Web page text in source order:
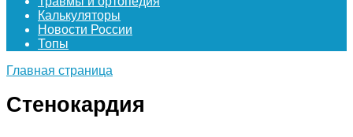
Калькуляторы
Новости России
Топы
Главная страница
Стенокардия